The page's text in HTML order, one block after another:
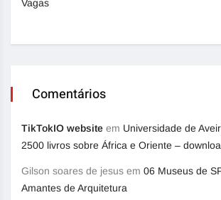
Vagas
Comentários
TikTokIO website em Universidade de
2500 livros sobre África e Oriente –
Gilson soares de jesus em 06 Museus de
Amantes de Arquitetura